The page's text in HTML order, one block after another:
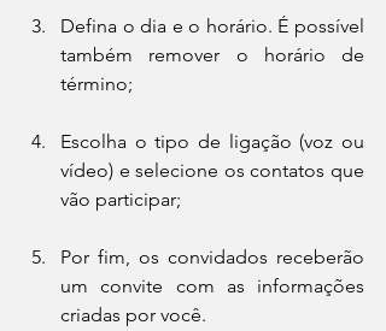
Defina o dia e o horário. É possível
também remover o horário de
término;
Escolha o tipo de ligação (voz ou
vídeo) e selecione os contatos que
vão participar;
Por fim, os convidados receberão
um convite com as informações
criadas por você.